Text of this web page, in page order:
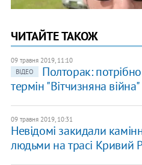
ЧИТАЙТЕ ТАКОЖ
09 травня 2019, 11:10
ВІДЕО
Полторак:
термін "Вітчизняна
09 травня 2019, 10:31
Невідомі закидали
людьми на трасі Кривий